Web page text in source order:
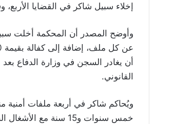
إخلاء سبيل شاكر في القضايا
أن يغادر السجن في وزارة الدفاع
القانوني.
ويُحاكم شاكر في أربعة ملفات
خمس سنوات و15 سنة